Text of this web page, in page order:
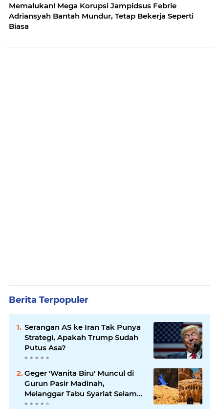
Memalukan! Mega Korupsi Jampidsus Febrie
Adriansyah Bantah Mundur, Tetap Bekerja Seperti
Biasa
Berita Terpopuler
Serangan AS ke Iran Tak Punya
Strategi, Apakah Trump Sudah
Putus Asa?
Geger 'Wanita Biru' Muncul di
Gurun Pasir Madinah,
Melanggar Tabu Syariat Selama
Seribu Tahun